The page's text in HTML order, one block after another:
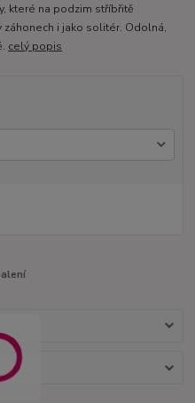
které na podzim stříbřitě
záhonech i jako solitér. Odolná,
celý popis